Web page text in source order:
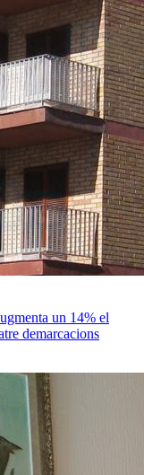
un 14% el
demarcacions